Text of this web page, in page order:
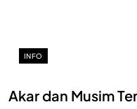
INFO
Akar dan Musim